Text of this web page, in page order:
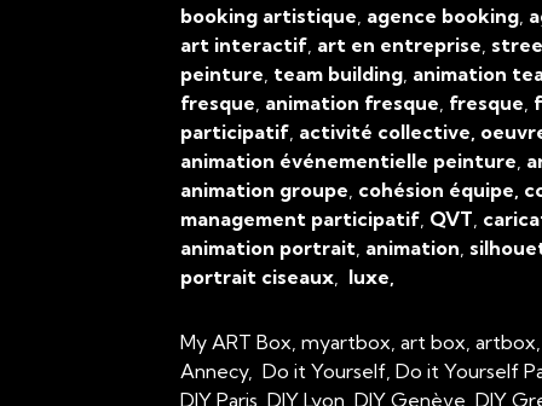
booking artistique, agence booking,
art interactif, art en entreprise,
peinture, team building, animation
fresque, animation fresque, fresque,
participatif, activité collective,
animation événementielle peinture,
animation groupe, cohésion équipe,
management participatif, QVT,
animation portrait, animation,
portrait ciseaux, luxe,
My ART Box, myartbox, art box,
Annecy, Do it Yourself, Do it Yourself
DIY Paris, DIY Lyon, DIY Genève, DIY